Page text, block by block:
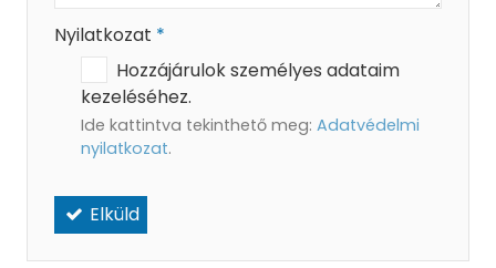
Nyilatkozat *
Hozzájárulok személyes adataim
kezeléséhez.
Ide kattintva tekinthető meg: Adatvédelmi
nyilatkozat.
Elküld